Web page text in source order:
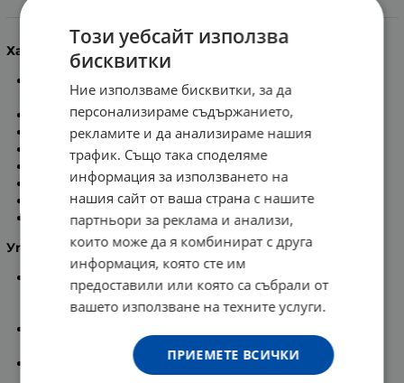
Характеристики:
Dermablend /3D корекция/, 16 часа активен
коригиращ фон дьо тен.
Високопокривен.
За мазна кожа, склонна към акне.
Хипоалергенен, некомедоногенен.
Без масла и парабени.
Коригира цвета.
Изглажда повърхността на кожата.
Намалява несъвършенствата.
Употреба:
Нанасяйте с гъбичка за грим или с върха на
пръстите си, като започвате от центъра на
лицето.
се нанася директно върху засегнатите места.
Разнася се с леки потупващи движения.
Този уебсайт използва
бисквитки
Ние използваме бисквитки, за да
персонализираме съдържанието,
рекламите и да анализираме нашия
трафик. Също така споделяме
информация за използването на
нашия сайт от ваша страна с нашите
партньори за реклама и анализи,
които може да я комбинират с друга
информация, която сте им
предоставили или която са събрали от
вашето използване на техните услуги.
ПРИЕМЕТЕ ВСИЧКИ